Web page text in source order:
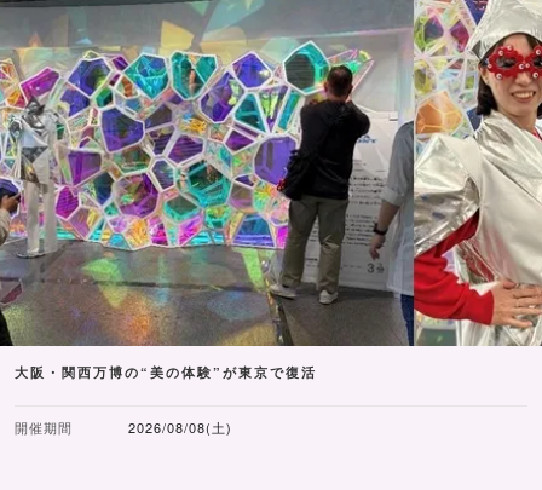
大阪・関西万博の“美の体験”が東京で復活
開催期間 2026/08/08(土)